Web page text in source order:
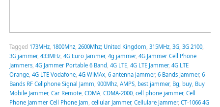
Tagged 173MHz, 1800Mhz, 2600Mhz; United Kingdom 315MHz, 3G, 3G 2100,
3G jammer, 433MHz, 4G Euro Jammer, 4g jammer, 4G Jammer Cell Phone
Jammers, 4G Jammer Portable 6 Band 4G LTE, 4G LTE Jammer, 4G LTE
Orange, 4G LTE Vodafone, 4G WiMAx, 6 antenna jammer, 6 Bands Jammer, 6
Bands RF Cellphone Signal Jamm 900Mhz, AMPS, best jammer, Bg buy, Buy
Mobile Jammer, Car Remote, CDMA, CDMA-2000, cell phone jammer, Cell
Phone Jammer Cell Phone Jam cellular Jammer, Cellulare Jammer, CT-1066 4G